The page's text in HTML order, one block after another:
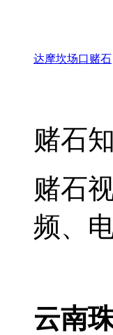
达摩坎场口赌石
赌石
赌石
频、
云南